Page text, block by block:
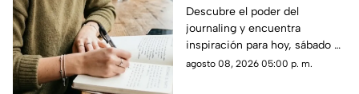
sábado 8 de junio de
2026? Usa este journal
prompt
Descubre el poder del
journaling y encuentra
inspiración para hoy, sábado 8
de junio de 2026. Un prompt
agosto 08, 2026 05:00 p. m.